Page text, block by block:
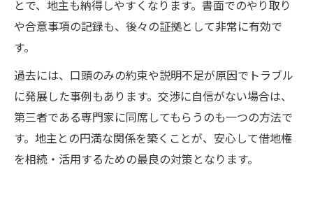
とで、地主も納得しやすくなります。書面でのやり取り
や合意事項の記録も、後々の証拠として非常に有効で
す。
過去には、口頭のみの約束や説明不足が原因でトラブル
に発展した事例もあります。交渉に自信がない場合は、
第三者である専門家に同席してもらうのも一つの方法で
す。地主との円満な関係を築くことが、安心して借地権
を相続・活用するための最良の対策となります。